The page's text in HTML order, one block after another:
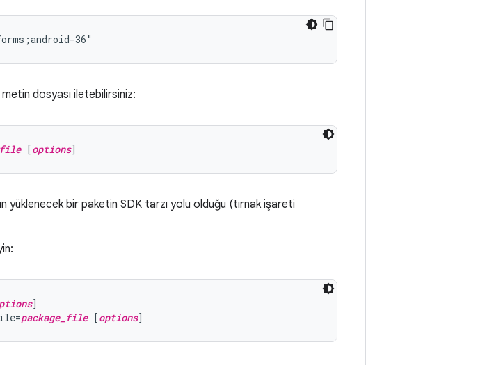
dosyası iletebilirsiniz:
[options
yüklenecek bir paketin SDK tarzı yolu olduğu (tırnak işareti
]
package_file [options